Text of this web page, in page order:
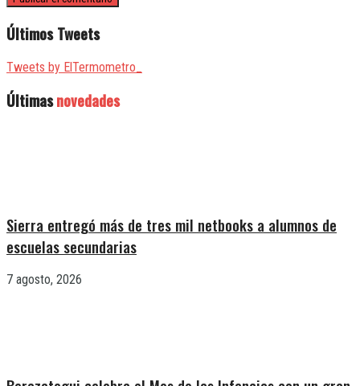
Últimos Tweets
Tweets by ElTermometro_
Últimasnovedades
Sierra entregó más de tres mil netbooks a alumnos de
escuelas secundarias
7 agosto, 2026